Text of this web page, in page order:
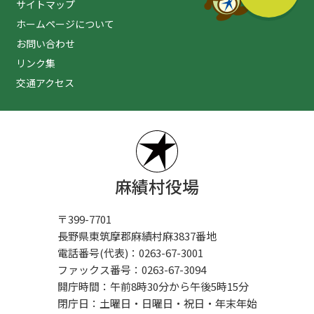
サイトマップ
ホームページについて
お問い合わせ
リンク集
交通アクセス
麻績村役場
〒399-7701
長野県東筑摩郡麻績村麻3837番地
電話番号(代表)：0263-67-3001
ファックス番号：0263-67-3094
開庁時間：午前8時30分から午後5時15分
閉庁日：土曜日・日曜日・祝日・年末年始